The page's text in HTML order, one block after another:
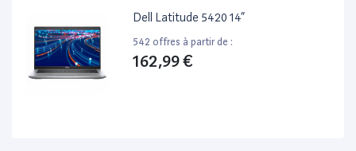
Dell Latitude 5420 14”
542 offres à partir de :
162,99 €